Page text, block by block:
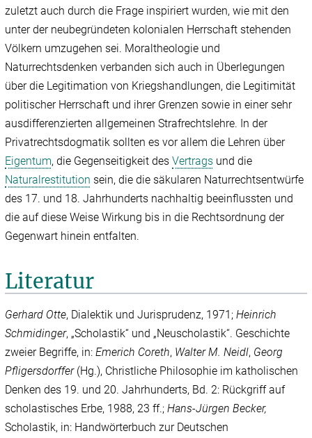
zuletzt auch durch die Frage inspiriert wurden, wie mit den
unter der neubegründeten kolonialen Herrschaft stehenden
Völkern umzugehen sei. Moraltheologie und
Naturrechtsdenken verbanden sich auch in Überlegungen
über die Legitimation von Kriegshandlungen, die Legitimität
politischer Herrschaft und ihrer Grenzen sowie in einer sehr
ausdifferenzierten allgemeinen Strafrechtslehre. In der
Privatrechtsdogmatik sollten es vor allem die Lehren über
Eigentum, die Gegenseitigkeit desVertrags und die
Naturalrestitution sein, die die säkularen Naturrechtsentwürfe
des 17. und 18. Jahrhunderts nachhaltig beeinflussten und
die auf diese Weise Wirkung bis in die Rechtsordnung der
Gegenwart hinein entfalten.
Literatur
Gerhard Otte, Dialektik und Jurisprudenz, 1971;Heinrich
Schmidinger, „Scholastik“ und „Neuscholastik“. Geschichte
zweier Begriffe, in:Emerich Coreth, Walter M. Neidl, Georg
Pfligersdorffer(Hg.), Christliche Philosophie im katholischen
Denken des 19. und 20. Jahrhunderts, Bd. 2: Rückgriff auf
scholastisches Erbe, 1988, 23 ff.;Hans-Jürgen Becker,
Scholastik, in: Handwörterbuch zur Deutschen